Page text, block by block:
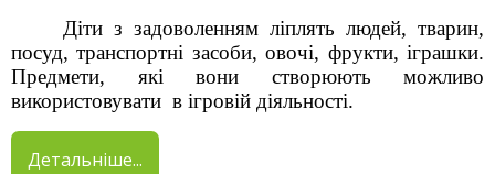
Діти з задоволенням ліплять людей, тварин,
посуд, транспортні засоби, овочі, фрукти, іграшки.
Предмети, які вони створюють можливо
використовувати в ігровій діяльності.
Детальніше...